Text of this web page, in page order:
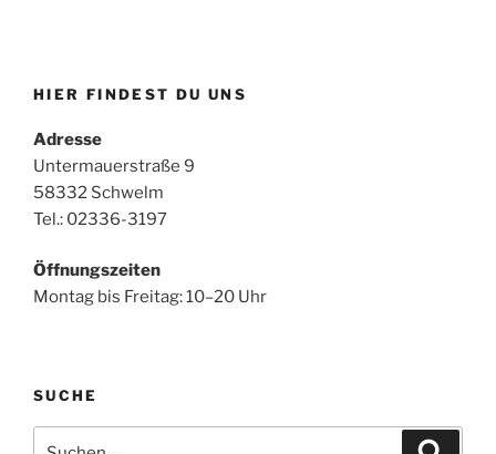
HIER FINDEST DU UNS
Adresse
Untermauerstraße 9
58332 Schwelm
Tel.: 02336-3197
Öffnungszeiten
Montag bis Freitag: 10–20 Uhr
SUCHE